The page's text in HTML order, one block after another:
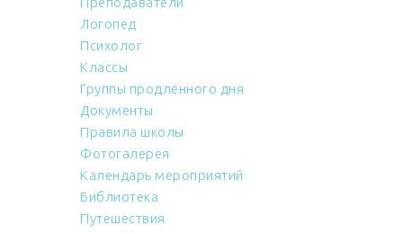
Логопед
Психолог
Классы
Группы продлённого дня
Документы
Правила школы
Фотогалерея
Календарь мероприятий
Библиотека
Путешествия